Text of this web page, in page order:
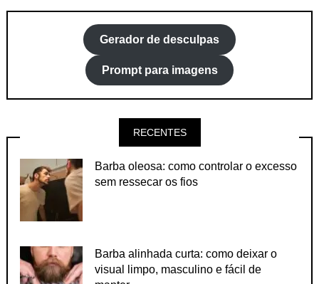
Gerador de desculpas
Prompt para imagens
RECENTES
Barba oleosa: como controlar o excesso
sem ressecar os fios
Barba alinhada curta: como deixar o
visual limpo, masculino e fácil de